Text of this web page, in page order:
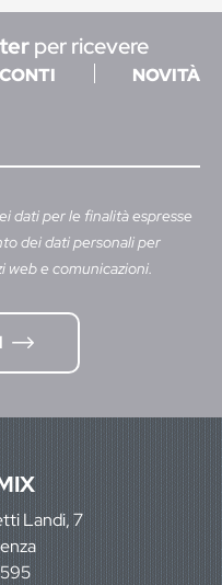
per ricevere
NOVITÀ
dati per le finalità espresse
dei dati personali per
web e comunicazioni.
Landi, 7